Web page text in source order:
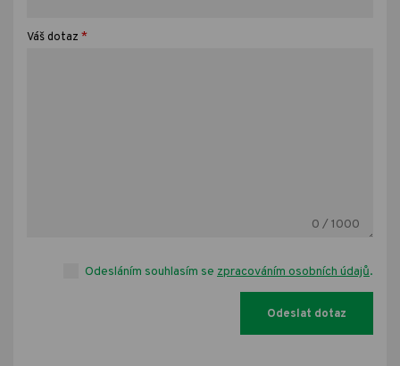
Váš dotaz *
0 / 1000
Odesláním souhlasím se zpracováním osobních údajů.